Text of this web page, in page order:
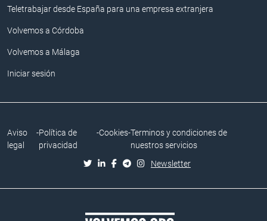
Teletrabajar desde España para una empresa extranjera
Volvemos a Córdoba
Volvemos a Málaga
Iniciar sesión
Aviso
legal
-Política de
privacidad
-Cookies-Terminos y condiciones de
nuestros servicios
Newsletter